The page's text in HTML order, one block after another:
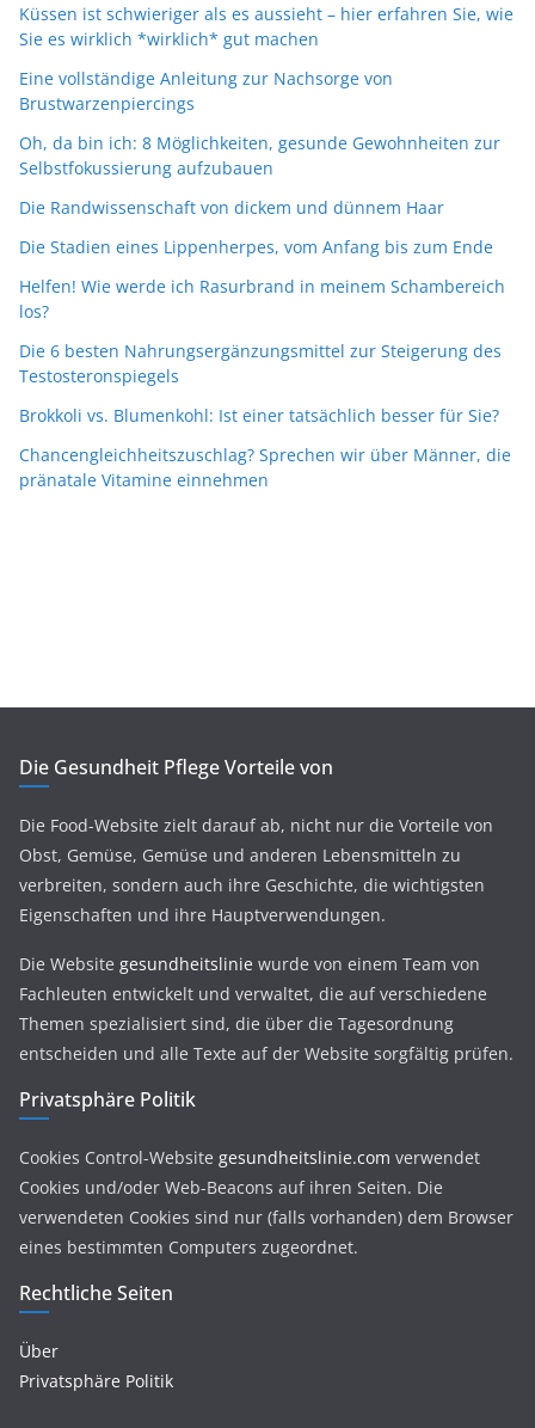
Küssen ist schwieriger als es aussieht – hier erfahren Sie, wie
Sie es wirklich *wirklich* gut machen
Eine vollständige Anleitung zur Nachsorge von
Brustwarzenpiercings
Oh, da bin ich: 8 Möglichkeiten, gesunde Gewohnheiten zur
Selbstfokussierung aufzubauen
Die Randwissenschaft von dickem und dünnem Haar
Die Stadien eines Lippenherpes, vom Anfang bis zum Ende
Helfen! Wie werde ich Rasurbrand in meinem Schambereich
los?
Die 6 besten Nahrungsergänzungsmittel zur Steigerung des
Testosteronspiegels
Brokkoli vs. Blumenkohl: Ist einer tatsächlich besser für Sie?
Chancengleichheitszuschlag? Sprechen wir über Männer, die
pränatale Vitamine einnehmen
Die Gesundheit Pflege Vorteile von
Die Food-Website zielt darauf ab, nicht nur die Vorteile von
Obst, Gemüse, Gemüse und anderen Lebensmitteln zu
verbreiten, sondern auch ihre Geschichte, die wichtigsten
Eigenschaften und ihre Hauptverwendungen.
Die Website gesundheitslinie wurde von einem Team von
Fachleuten entwickelt und verwaltet, die auf verschiedene
Themen spezialisiert sind, die über die Tagesordnung
entscheiden und alle Texte auf der Website sorgfältig prüfen.
Privatsphäre Politik
Cookies Control-Website gesundheitslinie.com verwendet
Cookies und/oder Web-Beacons auf ihren Seiten. Die
verwendeten Cookies sind nur (falls vorhanden) dem Browser
eines bestimmten Computers zugeordnet.
Rechtliche Seiten
Über
Privatsphäre Politik